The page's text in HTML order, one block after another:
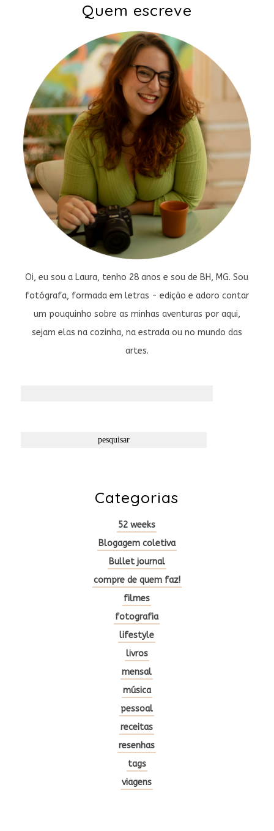
Quem escreve
Oi, eu sou a Laura, tenho 28 anos e sou de BH, MG. Sou
fotógrafa, formada em letras - edição e adoro contar
um pouquinho sobre as minhas aventuras por aqui,
sejam elas na cozinha, na estrada ou no mundo das
artes.
Categorias
52 weeks
Blogagem coletiva
Bullet journal
compre de quem faz!
filmes
fotografia
lifestyle
livros
mensal
música
pessoal
receitas
resenhas
tags
viagens